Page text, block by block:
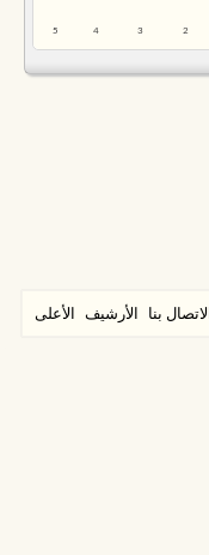
2
3
4
5
الاتصال بنا الأرشيف الأعلى